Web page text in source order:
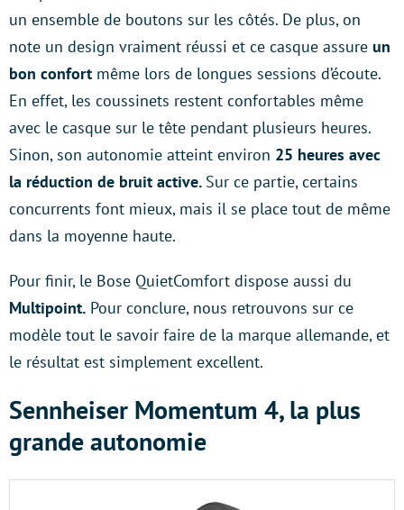
un ensemble de boutons sur les côtés. De plus, on
note un design vraiment réussi et ce casque assure un
bon confort même lors de longues sessions d’écoute.
En effet, les coussinets restent confortables même
avec le casque sur le tête pendant plusieurs heures.
Sinon, son autonomie atteint environ 25 heures avec
la réduction de bruit active. Sur ce partie, certains
concurrents font mieux, mais il se place tout de même
dans la moyenne haute.
Pour finir, le Bose QuietComfort dispose aussi du
Multipoint. Pour conclure, nous retrouvons sur ce
modèle tout le savoir faire de la marque allemande, et
le résultat est simplement excellent.
Sennheiser Momentum 4, la plus
grande autonomie